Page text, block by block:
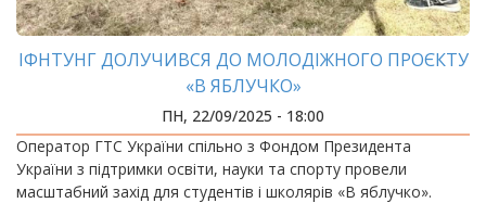
ІФНТУНГ ДОЛУЧИВСЯ ДО МОЛОДІЖНОГО ПРОЄКТУ
«В ЯБЛУЧКО»
ПН, 22/09/2025 - 18:00
Оператор ГТС України спільно з Фондом Президента
України з підтримки освіти, науки та спорту провели
масштабний захід для студентів і школярів «В яблучко».